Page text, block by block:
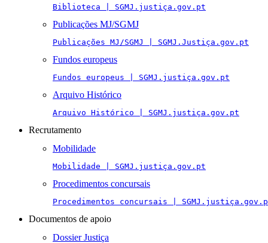
Biblioteca | SGMJ.justiça.gov.pt
Publicações MJ/SGMJ
Publicações MJ/SGMJ | SGMJ.Justiça.gov.pt
Fundos europeus
Fundos europeus | SGMJ.justiça.gov.pt
Arquivo Histórico
Arquivo Histórico | SGMJ.justiça.gov.pt
Recrutamento
Mobilidade
Mobilidade | SGMJ.justiça.gov.pt
Procedimentos concursais
Procedimentos concursais |
Documentos de apoio
Dossier Justiça